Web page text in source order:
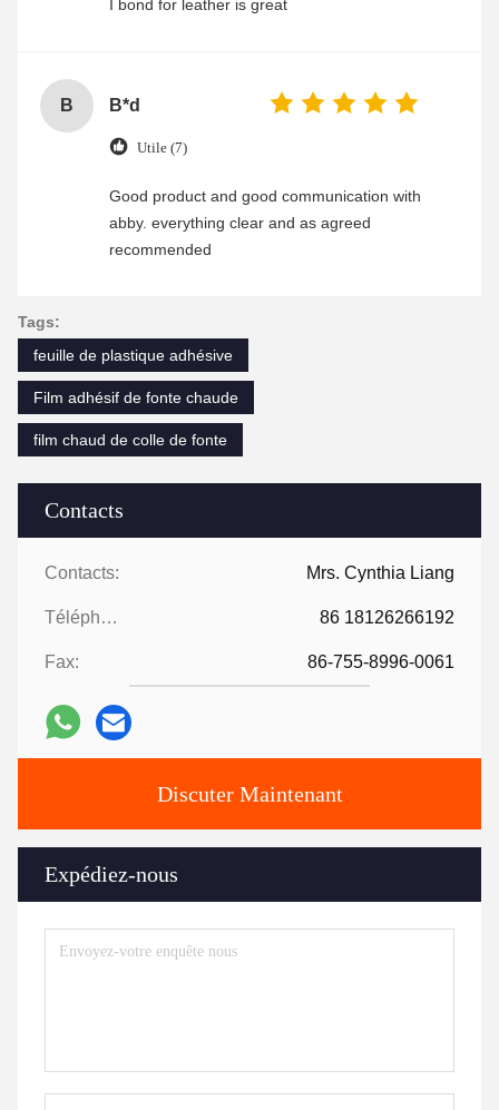
Contacts
Contacts: Mrs. Cynthia Liang
Téléphone: 86 18126266192
Fax: 86-755-8996-0061
Discuter Maintenant
Expédiez-nous
I bond for leather is great
B B*d
Utile (7)
Good product and good communication with
abby. everything clear and as agreed
recommended
Tags:
feuille de plastique adhésive
Film adhésif de fonte chaude
film chaud de colle de fonte